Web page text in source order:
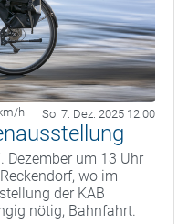
h So. 7. Dez. 2025 12:00
Dezember um 13 Uhr
wo im
der KAB
nötig, Bahnfahrt.